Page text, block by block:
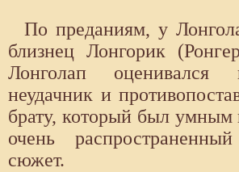
По преданиям, у
близнец Лонгорик
Лонголап оценивался
неудачник и
брату, который был умным
очень
сюжет.